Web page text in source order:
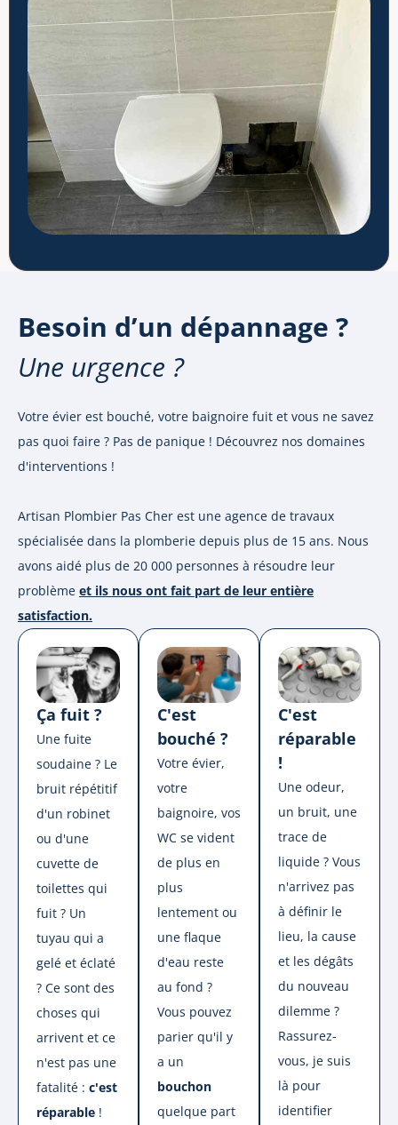
Besoin d’un dépannage ?
Une urgence ?
Votre évier est bouché, votre baignoire fuit et vous ne savez
pas quoi faire ? Pas de panique ! Découvrez nos domaines
d'interventions !
Artisan Plombier Pas Cher est une agence de travaux
spécialisée dans la plomberie depuis plus de 15 ans. Nous
avons aidé plus de 20 000 personnes à résoudre leur
problème et ils nous ont fait part de leur entière
satisfaction.
Ça fuit ?
Une fuite
soudaine ? Le
bruit répétitif
d'un robinet
ou d'une
cuvette de
toilettes qui
fuit ? Un
tuyau qui a
gelé et éclaté
? Ce sont des
choses qui
arrivent et ce
n'est pas une
fatalité : c'est
réparable !
C'est
bouché ?
Votre évier,
votre
baignoire, vos
WC se vident
de plus en
plus
lentement ou
une flaque
d'eau reste
au fond ?
Vous pouvez
parier qu'il y
a un
bouchon
quelque part
C'est
réparable
!
Une odeur,
un bruit, une
trace de
liquide ? Vous
n'arrivez pas
à définir le
lieu, la cause
et les dégâts
du nouveau
dilemme ?
Rassurez-
vous, je suis
là pour
identifier